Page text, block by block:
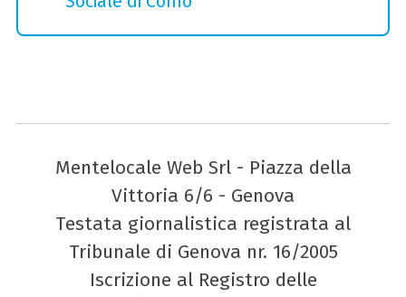
Mentelocale Web Srl - Piazza della
Vittoria 6/6 - Genova
Testata giornalistica registrata al
Tribunale di Genova nr. 16/2005
Iscrizione al Registro delle